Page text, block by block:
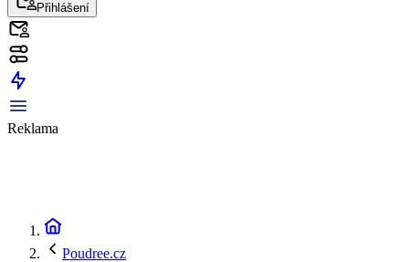
Přihlášení
Reklama
Poudree.cz